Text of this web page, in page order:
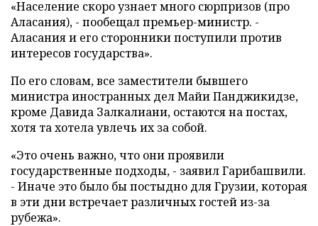
«Население скоро узнает много сюрпризов (про
Аласания), - пообещал премьер-министр. -
Аласания и его сторонники поступили против
интересов государства».
По его словам, все заместители бывшего
министра иностранных дел Майи Панджикидзе,
кроме Давида Залкалиани, остаются на постах,
хотя та хотела увлечь их за собой.
«Это очень важно, что они проявили
государственные подходы, - заявил Гарибашвили.
- Иначе это было бы постыдно для Грузии, которая
в эти дни встречает различных гостей из-за
рубежа».